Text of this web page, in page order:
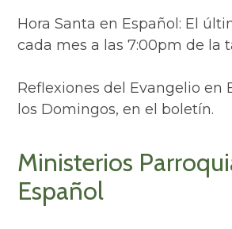
Hora Santa en Español: El
cada mes a las 7:00pm de la
Reflexiones del Evangelio en
los Domingos, en el boletín.
Ministerios
Español